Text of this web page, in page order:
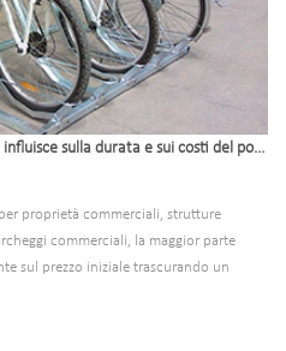
In che modo la scelta del materiale influisce sulla durata e sui costi del portabici
proprietà commerciali, strutture
commerciali, la maggior parte
sul prezzo iniziale trascurando un